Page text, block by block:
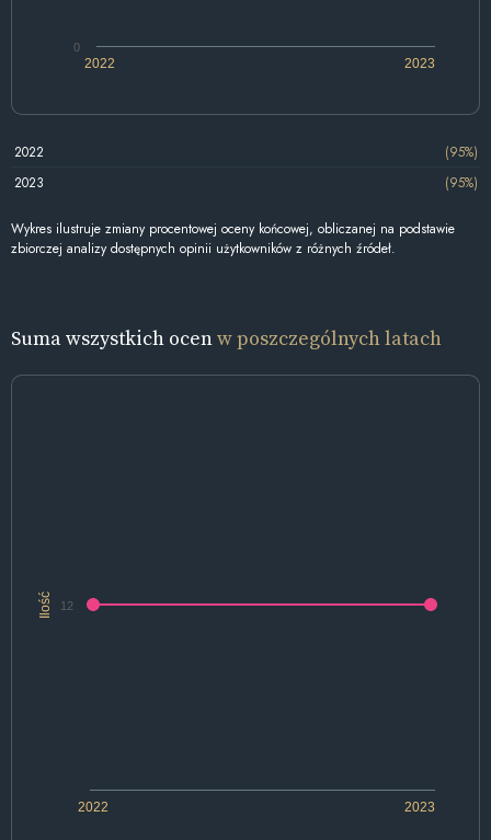
2022 2023
0
2022
(95%)
2023
(95%)
Wykres ilustruje zmiany procentowej oceny końcowej, obliczanej na podstawie
zbiorczej analizy dostępnych opinii użytkowników z różnych źródeł.
Suma wszystkich ocenw poszczególnych latach
Ilość
2022 2023
12